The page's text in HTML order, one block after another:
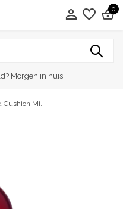
0
Morgen in huis!
Cushion Mi...